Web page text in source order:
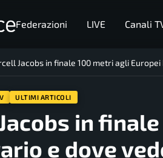
Federazioni LIVE Canali
Jacobs in finale 100 metri agli
ULTIMI ARTICOLI
in
e dove